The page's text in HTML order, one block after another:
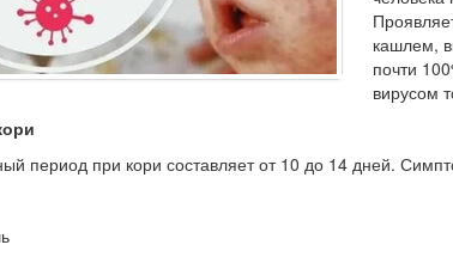
кашлем,
почти
вирусом
период при кори составляет от 10 до 14 дней.